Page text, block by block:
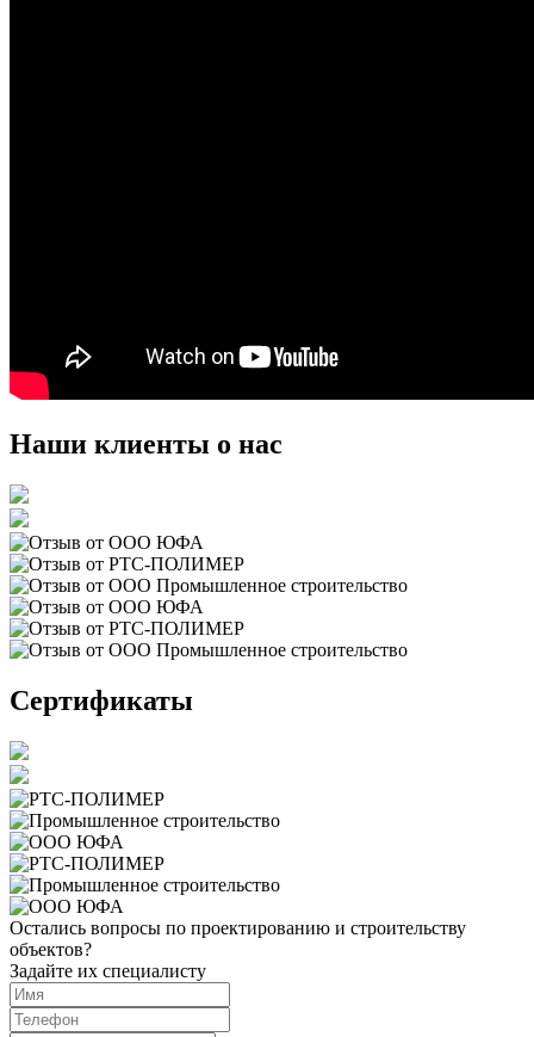
Наши клиенты о нас
Сертификаты
Остались вопросы по проектированию и строительству
объектов?
Задайте их специалисту